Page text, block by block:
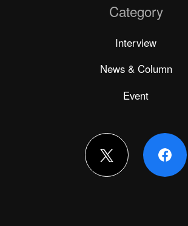
Category
Interview
News & Column
Event